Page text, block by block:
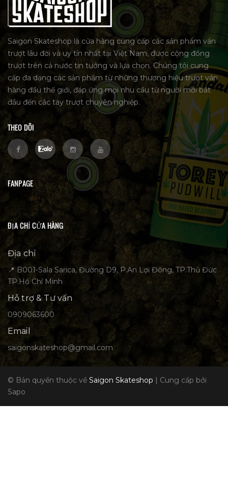
Saigon Skateshop là cửa hàng cung cấp các sản phẩm ván
trượt lâu đời và uy tín nhất tại Việt Nam, được cộng đồng
trượt trên cả nước tin tưởng và lựa chọn. Chúng tôi cung
cấp đa dạng các sản phẩm từ những thương hiệu trượt ván
hàng đầu thế giới, đáp ứng mọi nhu cầu từ người mới bắt
đầu đến các tay trượt chuyên nghiệp.
THEO DÕI
FANPAGE
ĐỊA CHỈ CỬA HÀNG
Địa chỉ
📍 B001-Sala Sarica, Đường D9, P.An Lợi Đông, TP.Thủ Đức
TP.Hồ Chí Minh
Hỗ trợ & Tư vấn
0909063600
Email
saigonskateshop@gmail.com
© Bản quyền thuộc về Saigon Skateshop | Cung cấp bởi
Sapo